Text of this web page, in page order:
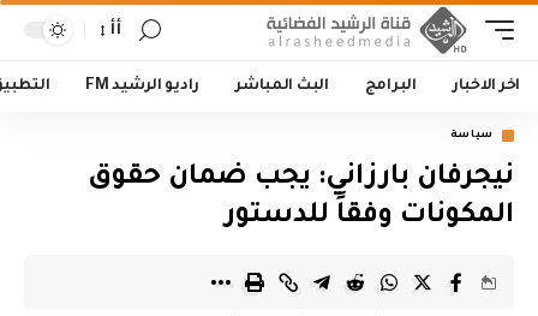
أأ
اخر الاخبار البرامج البث المباشر راديو الرشيد FM
سياسة
نيجرفان بارزاني: يجب ضمان حقوق
المكونات وفقاً للدستور